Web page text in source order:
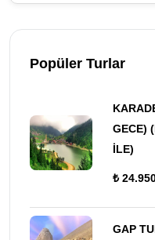
Popüler Turlar
GECE)
İLE)
₺
GAP